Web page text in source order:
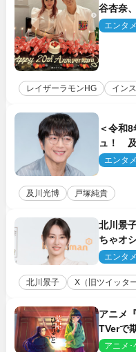
谷杏奈
エンタメ
レイザーラモンHG イン
＜令和
ュ！ 及
エンタメ
及川光博 戸塚純貴
北川景
ちゃオ
エンタメ
北川景子 X（旧ツイッター
アニメ
TVerで
アニメ･